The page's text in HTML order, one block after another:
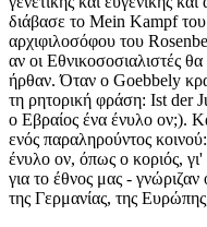
διάβασε το Mein Kampf
αρχιφιλοσόφου του
αν οι Eθνικοσοσιαλιστές
ήρθαν. Όταν ο Goebbely
τη ρητορική φράση: Ist der
ο Eβραίος ένα ένυλο ον;).
ενός παραληρούντος
ένυλο ον, όπως ο κοριός,
για το έθνος μας - γνώριζαν
της Γερμανίας, της